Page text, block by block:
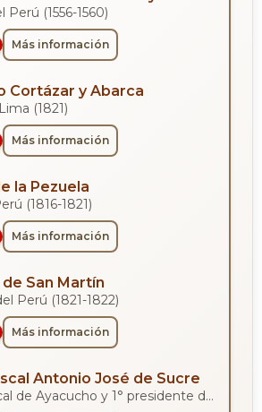
Perú (1556-1560)
Más información
Cortázar y Abarca
(1821)
Más información
la Pezuela
(1816-1821)
Más información
San Martín
Perú (1821-1822)
Más información
Antonio José de Sucre
Gran Mariscal de Ayacucho y 1° presidente de Bolivia.